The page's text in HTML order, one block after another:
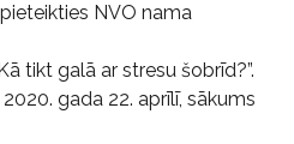
NVO nama
tikt galā ar stresu šobrīd?”.
gada 22. aprīlī, sākums